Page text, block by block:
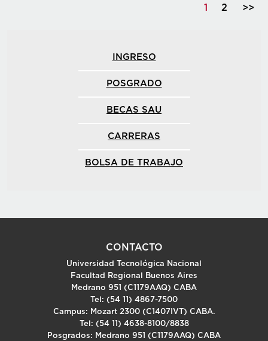
1 2 >>
INGRESO
POSGRADO
BECAS SAU
CARRERAS
BOLSA DE TRABAJO
CONTACTO
Universidad Tecnológica Nacional
Facultad Regional Buenos Aires
Medrano 951 (C1179AAQ) CABA
Tel: (54 11) 4867-7500
Campus: Mozart 2300 (C1407IVT) CABA.
Tel: (54 11) 4638-8100/8838
Posgrados: Medrano 951 (C1179AAQ) CABA